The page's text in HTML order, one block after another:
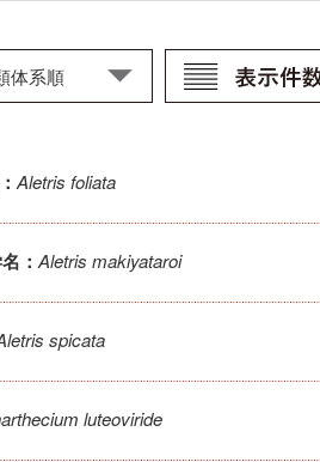
Aletris foliata
： Aletris makiyataroi
spicata
luteoviride